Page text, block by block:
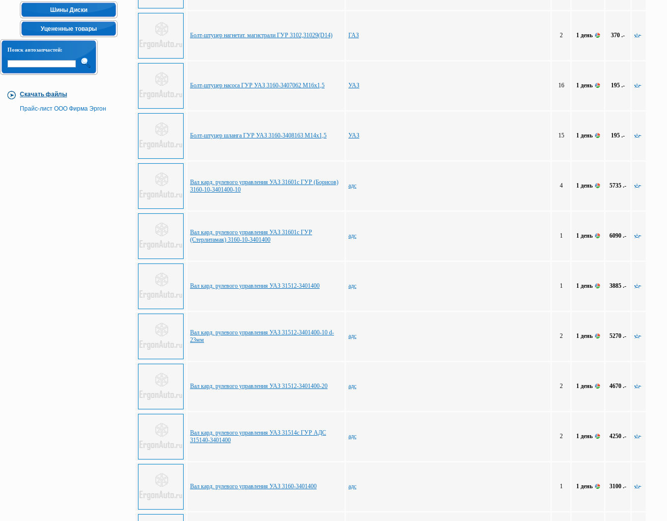
Шины Диски
Уцененные товары
Поиск автозапчастей:
Скачать файлы
Прайс-лист ООО Фирма Эргон
Болт-штуцер нагнетат. магистрали ГУР 3102,31029(D14) ГАЗ 2 1 день 370 .-
Болт-штуцер насоса ГУР УАЗ 3160-3407062 М16х1,5 УАЗ 16 1 день 195 .-
Болт-штуцер шланга ГУР УАЗ 3160-3408163 М14х1,5 УАЗ 15 1 день 195 .-
Вал кард. рулевого управления УАЗ 31601с ГУР (Борисов)
3160-10-3401400-10
адс 4 1 день 5735 .-
Вал кард. рулевого управления УАЗ 31601с ГУР
(Стерлитамак) 3160-10-3401400
адс 1 1 день 6090 .-
Вал кард. рулевого управления УАЗ 31512-3401400 адс 1 1 день 3885 .-
Вал кард. рулевого управления УАЗ 31512-3401400-10 d-
23мм
адс 2 1 день 5270 .-
Вал кард. рулевого управления УАЗ 31512-3401400-20 адс 2 1 день 4670 .-
Вал кард. рулевого управления УАЗ 31514с ГУР АДС
315140-3401400
адс 2 1 день 4250 .-
Вал кард. рулевого управления УАЗ 3160-3401400 адс 1 1 день 3100 .-